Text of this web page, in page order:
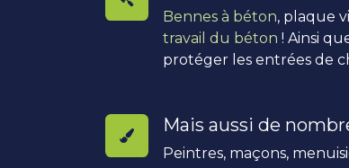
Bennes à béton, plaque
travail du béton ! Ainsi
protéger les entrées de
Mais aussi de
Peintres, maçons,